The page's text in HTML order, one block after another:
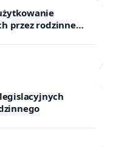
przez rodzinne